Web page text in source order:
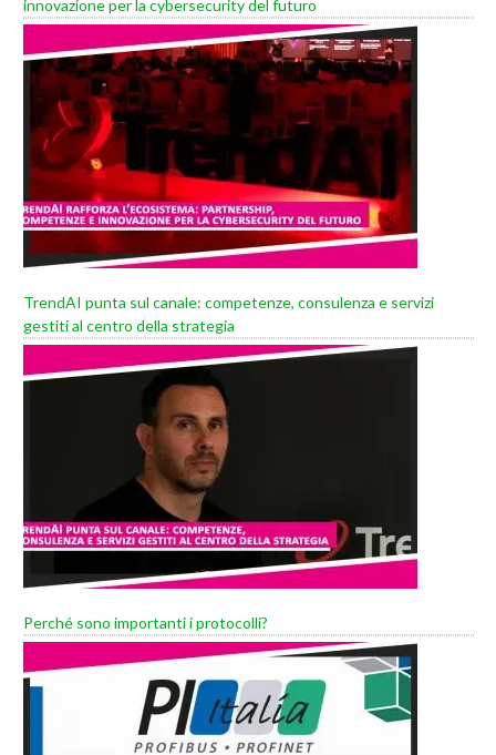
innovazione per la cybersecurity del futuro
TrendAI punta sul canale: competenze, consulenza e servizi
gestiti al centro della strategia
Perché sono importanti i protocolli?